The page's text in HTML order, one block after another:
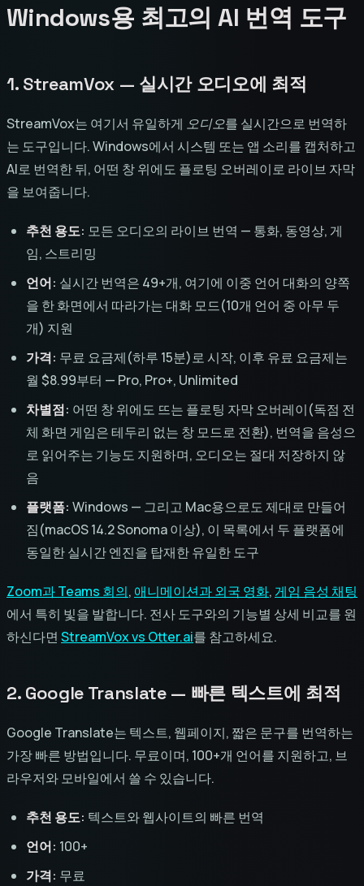
Windows용 최고의 AI 번역 도구
1. StreamVox — 실시간 오디오에 최적
StreamVox는 여기서 유일하게 오디오를 실시간으로 번역하
는 도구입니다. Windows에서 시스템 또는 앱 소리를 캡처하고
AI로 번역한 뒤, 어떤 창 위에도 플로팅 오버레이로 라이브 자막
을 보여줍니다.
추천 용도: 모든 오디오의 라이브 번역 — 통화, 동영상, 게
임, 스트리밍
언어: 실시간 번역은 49+개, 여기에 이중 언어 대화의 양쪽
을 한 화면에서 따라가는 대화 모드(10개 언어 중 아무 두
개) 지원
가격: 무료 요금제(하루 15분)로 시작, 이후 유료 요금제는
월 $8.99부터 — Pro, Pro+, Unlimited
차별점: 어떤 창 위에도 뜨는 플로팅 자막 오버레이(독점 전
체 화면 게임은 테두리 없는 창 모드로 전환), 번역을 음성으
로 읽어주는 기능도 지원하며, 오디오는 절대 저장하지 않
음
플랫폼: Windows — 그리고 Mac용으로도 제대로 만들어
짐(macOS 14.2 Sonoma 이상), 이 목록에서 두 플랫폼에
동일한 실시간 엔진을 탑재한 유일한 도구
Zoom과 Teams 회의, 애니메이션과 외국 영화, 게임 음성 채팅
에서 특히 빛을 발합니다. 전사 도구와의 기능별 상세 비교를 원
하신다면 StreamVox vs Otter.ai를 참고하세요.
2. Google Translate — 빠른 텍스트에 최적
Google Translate는 텍스트, 웹페이지, 짧은 문구를 번역하는
가장 빠른 방법입니다. 무료이며, 100+개 언어를 지원하고, 브
라우저와 모바일에서 쓸 수 있습니다.
추천 용도: 텍스트와 웹사이트의 빠른 번역
언어: 100+
가격: 무료